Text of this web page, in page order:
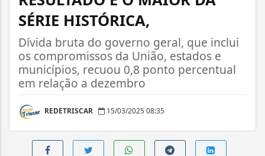
SÉRIE HISTÓRICA,
Dívida bruta do governo geral, que inclui
os compromissos da União, estados e
municípios, recuou 0,8 ponto percentual
em relação a dezembro
REDETRISCAR 15/03/2025 08:35